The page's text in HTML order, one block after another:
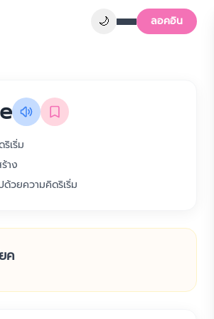
🌙 ลอคอิน
เริ่ม
าง
วยความคิดริเริ่ม
ค